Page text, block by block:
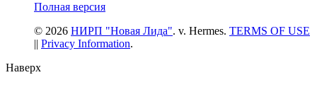
Полная версия
© 2026 НИРП "Новая Лида". v. Hermes. TERMS OF USE
|| Privacy Information.
Наверх